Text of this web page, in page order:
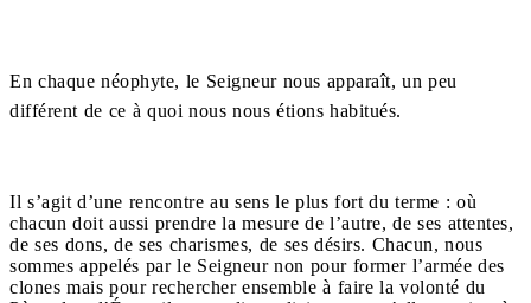
En chaque néophyte, le Seigneur nous apparaît, un peu
différent de ce à quoi nous nous étions habitués.
Il s’agit d’une rencontre au sens le plus fort du terme : où
chacun doit aussi prendre la mesure de l’autre, de ses attentes,
de ses dons, de ses charismes, de ses désirs. Chacun, nous
sommes appelés par le Seigneur non pour former l’armée des
clones mais pour rechercher ensemble à faire la volonté du